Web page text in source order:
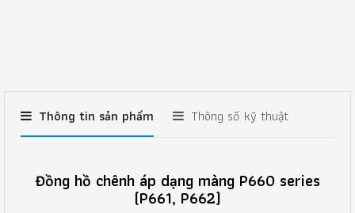
Thông tin sản phẩm Thông số kỹ thuật
Đồng hồ chênh áp dạng màng P660 series
(P661, P662)